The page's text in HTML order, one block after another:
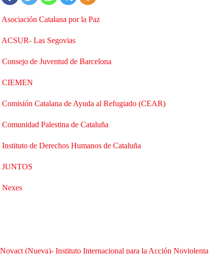
Asociación Catalana por la Paz
ACSUR- Las Segovias
Consejo de Juventud de Barcelona
CIEMEN
Comisión Catalana de Ayuda al Refugiado (CEAR)
Comunidad Palestina de Cataluña
Instituto de Derechos Humanos de Cataluña
JUNTOS
Nexes
Novact (Nueva)- Instituto Internacional para la Acción Noviolenta